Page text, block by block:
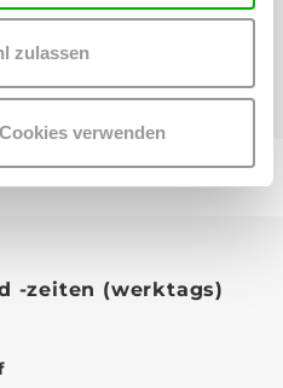
zulassen
verwenden
-zeiten (werktags)